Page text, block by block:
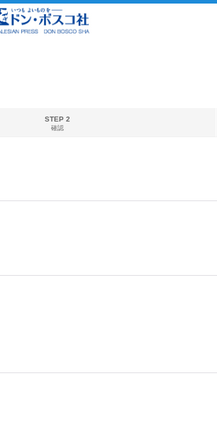
STEP 2
確認